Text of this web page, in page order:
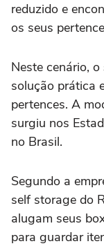
reduzido e
os seus
Neste cenário, o
solução prática
pertences. A
surgiu nos
no Brasil.
Segundo a
self storage do
alugam seus
para guardar